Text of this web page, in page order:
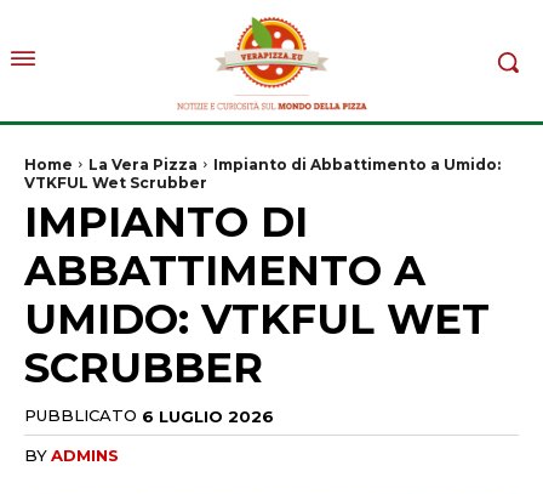
Home La Vera Pizza
Impianto di Abbattimento a Umido:
VTKFUL Wet Scrubber
IMPIANTO DI
ABBATTIMENTO A
UMIDO: VTKFUL WET
SCRUBBER
PUBBLICATO 6 LUGLIO 2026
BYADMINS